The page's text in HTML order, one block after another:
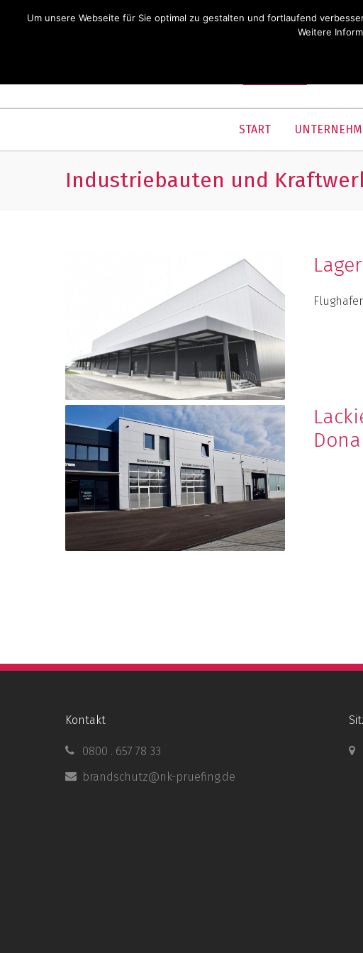
START
Industriebauten und
Kontakt
0800 . 657 78 33
brandschutz@nk-pruefing.de
Um unsere Webseite für Sie optimal zu gestalten und fortlaufend
Weitere